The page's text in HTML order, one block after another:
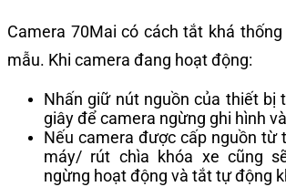
Camera 70Mai có cách tắt khá
mẫu. Khi camera đang hoạt động:
Nhấn giữ nút nguồn của thiết bị
giây để camera ngừng ghi hình
Nếu camera được cấp nguồn từ
máy/ rút chìa khóa xe cũng
ngừng hoạt động và tắt tự động